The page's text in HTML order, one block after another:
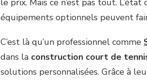
équipements optionnels peuvent
C’est là qu’un professionnel comme
dans la construction court de
solutions personnalisées. Grâce à